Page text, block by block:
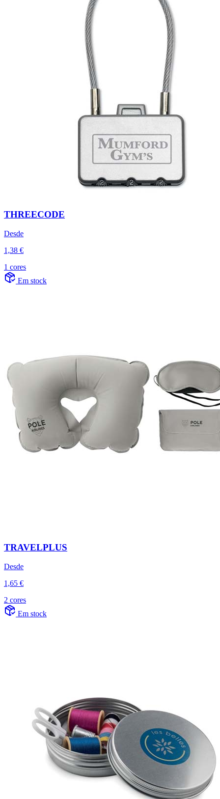
THREECODE
Desde
1,38 €
1 cores
Em stock
TRAVELPLUS
Desde
1,65 €
2 cores
Em stock